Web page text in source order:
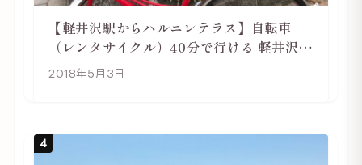
【軽井沢駅からハルニレテラス】自転車
（レンタサイクル）40分で行ける 軽井沢旅
行は自転車利用がおススメ
2018年5月3日
4